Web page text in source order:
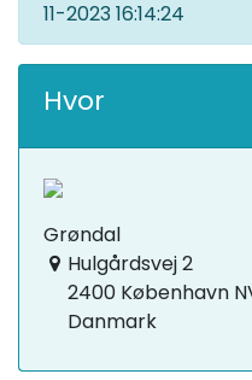
11-2023 16:14:24
Hvor
Grøndal
Hulgårdsvej 2
2400 København
Danmark